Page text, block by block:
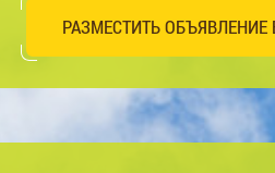
РАЗМЕСТИТЬ ОБЪЯВЛЕНИЕ